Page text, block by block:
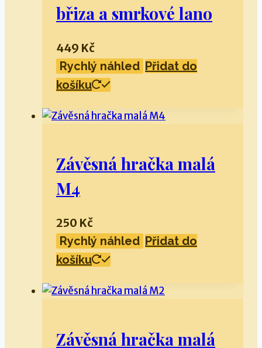
břiza a smrkové lano
449 Kč
Rychlý náhled Přidat do
košíku
Závěsná hračka malá
M4
250 Kč
Rychlý náhled Přidat do
košíku
Závěsná hračka malá